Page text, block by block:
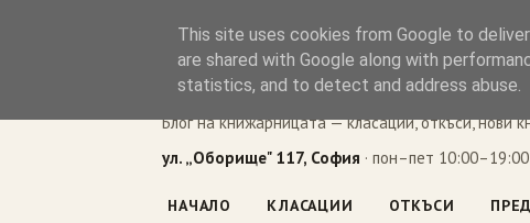
Книжен
Блог на книжарницата — класации, откъси, нови
ул. „Оборище" 117, София · пон–пет
НАЧАЛО КЛАСАЦИИ ОТКЪСИ
This site uses cookies from Google to
are shared with Google along with
statistics, and to detect and address abuse.